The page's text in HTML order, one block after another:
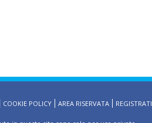
COOKIE POLICY AREA RISERVATA REGISTRATI